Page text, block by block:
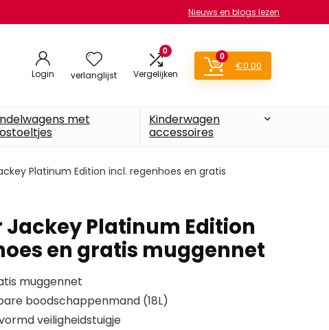
Nieuws en blogs lezen
Login verlanglijst
0
Vergelijken
0
€0.00
met
Kinderwagen
accessoires
Platinum Edition incl. regenhoes en gratis
Jackey Platinum Edition
en gratis muggennet
muggennet
boodschappenmand (18L)
veiligheidstuigje